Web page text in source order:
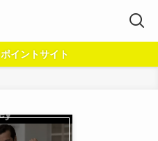
ポイントサイト